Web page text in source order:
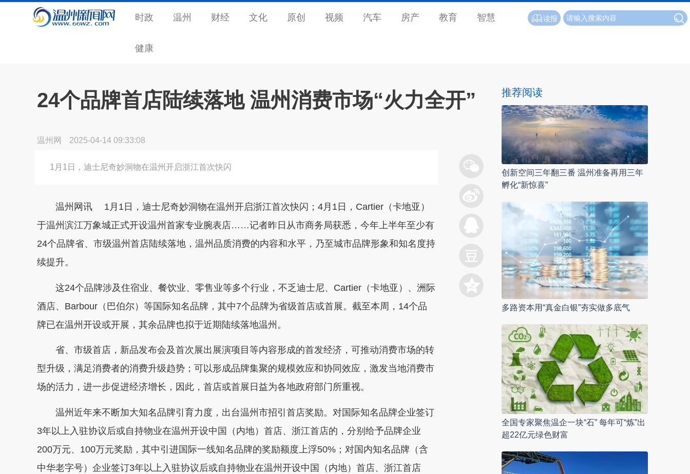
时政 温州 财经 文化 原创 视频 汽车 房产 教育 智慧
健康
读报
24个品牌首店陆续落地 温州消费市场“火力全开”
温州网 2025-04-14 09:33:08
1月1日，迪士尼奇妙洞物在温州开启浙江首次快闪
温州网讯 1月1日，迪士尼奇妙洞物在温州开启浙江首次快闪；4月1日，Cartier（卡地亚）
于温州滨江万象城正式开设温州首家专业腕表店……记者昨日从市商务局获悉，今年上半年至少有
24个品牌省、市级温州首店陆续落地，温州品质消费的内容和水平，乃至城市品牌形象和知名度持
续提升。
这24个品牌涉及住宿业、餐饮业、零售业等多个行业，不乏迪士尼、Cartier（卡地亚）、洲际
酒店、Barbour（巴伯尔）等国际知名品牌，其中7个品牌为省级首店或首展。截至本周，14个品
牌已在温州开设或开展，其余品牌也拟于近期陆续落地温州。
省、市级首店，新品发布会及首次展出展演项目等内容形成的首发经济，可推动消费市场的转
型升级，满足消费者的消费升级趋势；可以形成品牌集聚的规模效应和协同效应，激发当地消费市
场的活力，进一步促进经济增长，因此，首店或首展日益为各地政府部门所重视。
温州近年来不断加大知名品牌引育力度，出台温州市招引首店奖励。对国际知名品牌企业签订
3年以上入驻协议后或自持物业在温州开设中国（内地）首店、浙江首店的，分别给予品牌企业
200万元、100万元奖励，其中引进国际一线知名品牌的奖励额度上浮50%；对国内知名品牌（含
中华老字号）企业签订3年以上入驻协议后或自持物业在温州开设中国（内地）首店、浙江首店
推荐阅读
创新空间三年翻三番 温州准备再用三年
孵化“新惊喜”
多路资本用“真金白银”夯实做多底气
全国专家聚焦温企一块“石” 每年可“炼”出
超22亿元绿色财富